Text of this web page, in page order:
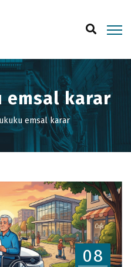
emsal karar
emsal karar
08